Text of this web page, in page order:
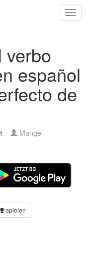
verbo
español
de
Mangel
spielen